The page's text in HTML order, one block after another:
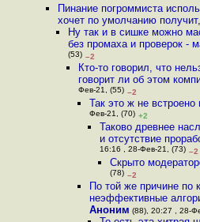
Пинание погроммиста
хочет по умолчанию получит,
Ну так и в сишке можно
без промаха и проверок -
(53) –2
Кто-то говорил, что
говорит ли об этом
Фев-21, (55) –2
Так это ж не встроено
Фев-21, (70) +2
Таково древнее
и отсутствие
16:16 , 28-Фев-21, (73) –2
Скрыто
(78) –2
По той же причине по
неэффективные
Аноним (88), 20:27 , 28-